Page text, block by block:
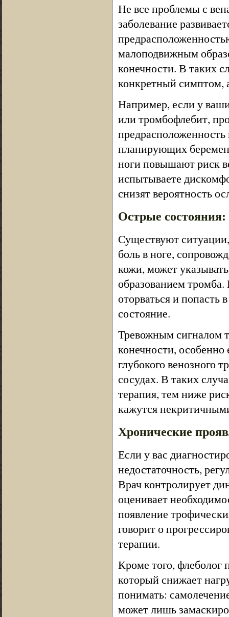
Не все проблемы с
заболевание
малоподвижным
конечности. В таких
конкретный симптом,
Например, если у
или тромбофлебит,
планирующих
ноги повышают риск
испытываете
снизят вероятность
Острые состояния:
Существуют
боль в ноге,
кожи, может
образованием тромба.
оторваться и
состояние.
Тревожным сигналом
конечности,
глубокого венозного
сосудах. В таких
терапия, тем ниже
кажутся
Хронические
Если у вас
недостаточность,
Врач контролирует
оценивает
появление
говорит о
терапии.
Кроме того, флеболог
который снижает
понимать:
может лишь